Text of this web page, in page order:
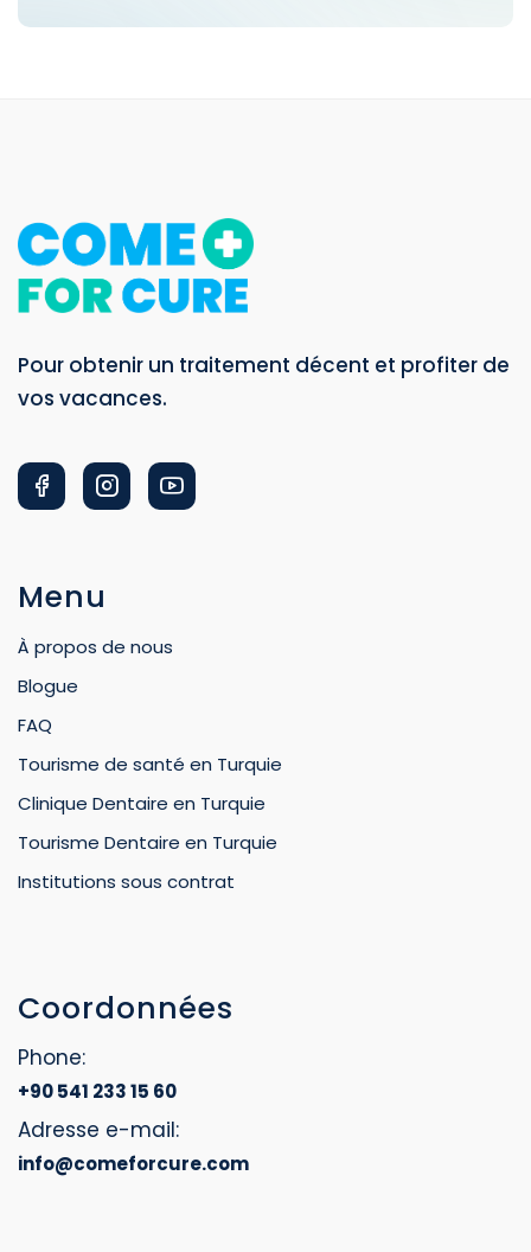
Pour obtenir un traitement décent et profiter de
vos vacances.
Menu
À propos de nous
Blogue
FAQ
Tourisme de santé en Turquie
Clinique Dentaire en Turquie
Tourisme Dentaire en Turquie
Institutions sous contrat
Coordonnées
Phone:
+90 541 233 15 60
Adresse e-mail:
info@comeforcure.com